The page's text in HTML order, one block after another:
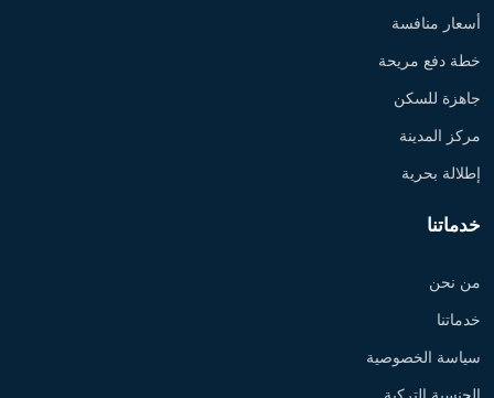
أسعار منافسة
خطة دفع مريحة
جاهزة للسكن
مركز المدينة
إطلالة بحرية
خدماتنا
من نحن
خدماتنا
سياسة الخصوصية